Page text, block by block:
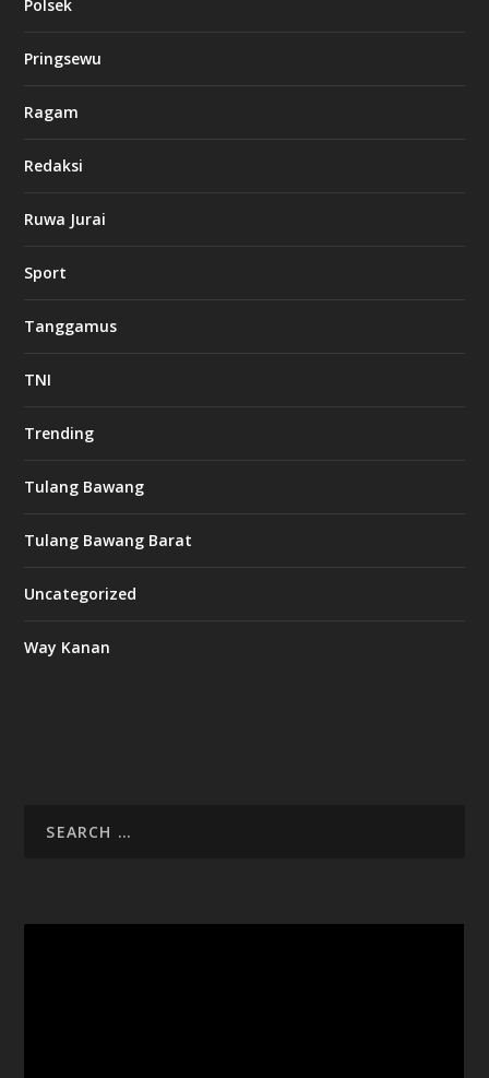
Polsek
Pringsewu
Ragam
Redaksi
Ruwa Jurai
Sport
Tanggamus
TNI
Trending
Tulang Bawang
Tulang Bawang Barat
Uncategorized
Way Kanan